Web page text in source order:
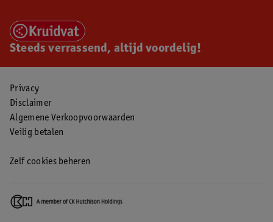
Steeds verrassend, altijd voordelig!
Privacy
Disclaimer
Algemene Verkoopvoorwaarden
Veilig betalen
Zelf cookies beheren